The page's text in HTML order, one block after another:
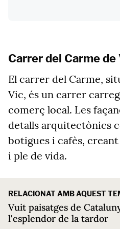
Carrer del Carme de
El carrer del Carme,
Vic, és un carrer
comerç local. Les
detalls arquitectònics
botigues i cafès,
i ple de vida.
RELACIONAT AMB AQUEST
Vuit paisatges de
l'esplendor de la tardor